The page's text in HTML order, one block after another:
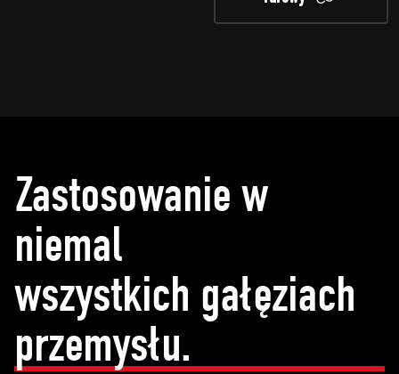
Zastosowanie w
niemal
wszystkich gałęziach
przemysłu.